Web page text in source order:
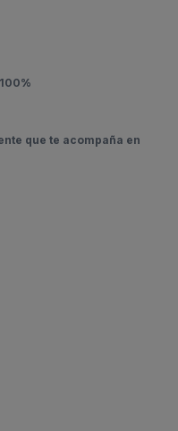
que te acompaña en